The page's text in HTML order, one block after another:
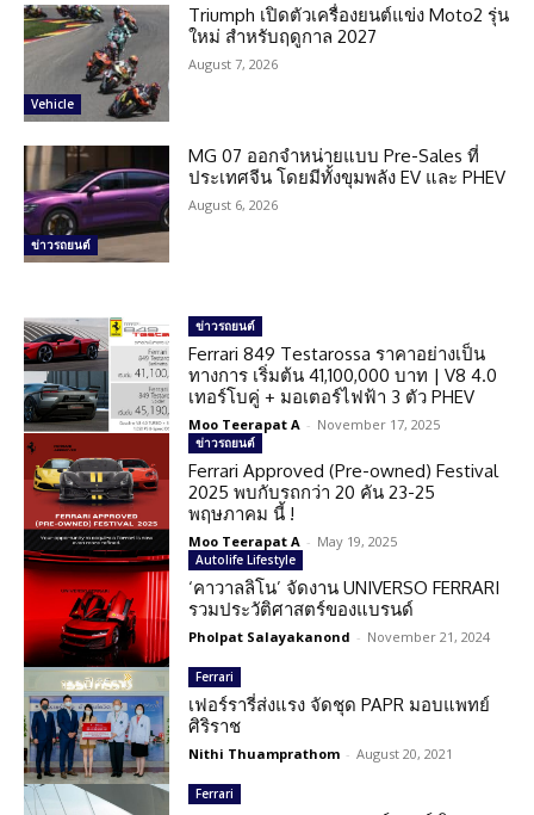
Vehicle
Triumph เปิดตัวเครื่องยนต์แข่ง Moto2 รุ่น
ใหม่ สำหรับฤดูกาล 2027
August 7, 2026
ข่าวรถยนต์
MG 07 ออกจำหน่ายแบบ Pre-Sales ที่
ประเทศจีน โดยมีทั้งขุมพลัง EV และ PHEV
August 6, 2026
ข่าวรถยนต์
Ferrari 849 Testarossa ราคาอย่างเป็น
ทางการ เริ่มต้น 41,100,000 บาท | V8 4.0
เทอร์โบคู่ + มอเตอร์ไฟฟ้า 3 ตัว PHEV
Moo Teerapat A - November 17, 2025
ข่าวรถยนต์
Ferrari Approved (Pre-owned) Festival
2025 พบกับรถกว่า 20 คัน 23-25
พฤษภาคม นี้ !
Moo Teerapat A - May 19, 2025
Autolife Lifestyle
‘คาวาลลิโน’ จัดงาน UNIVERSO FERRARI
รวมประวัติศาสตร์ของแบรนด์
Pholpat Salayakanond - November 21, 2024
Ferrari
เฟอร์รารี่ส่งแรง จัดชุด PAPR มอบแพทย์
ศิริราช
Nithi Thuamprathom - August 20, 2021
Ferrari